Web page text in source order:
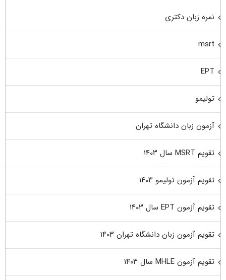
نمره زبان دکتری
msrt
EPT
تولیمو
آزمون زبان دانشگاه تهران
تقویم MSRT سال ۱۴۰۳
تقویم آزمون تولیمو ۱۴۰۳
تقویم آزمون EPT سال ۱۴۰۳
تقویم آزمون زبان دانشگاه تهران ۱۴۰۳
تقویم آزمون MHLE سال ۱۴۰۳